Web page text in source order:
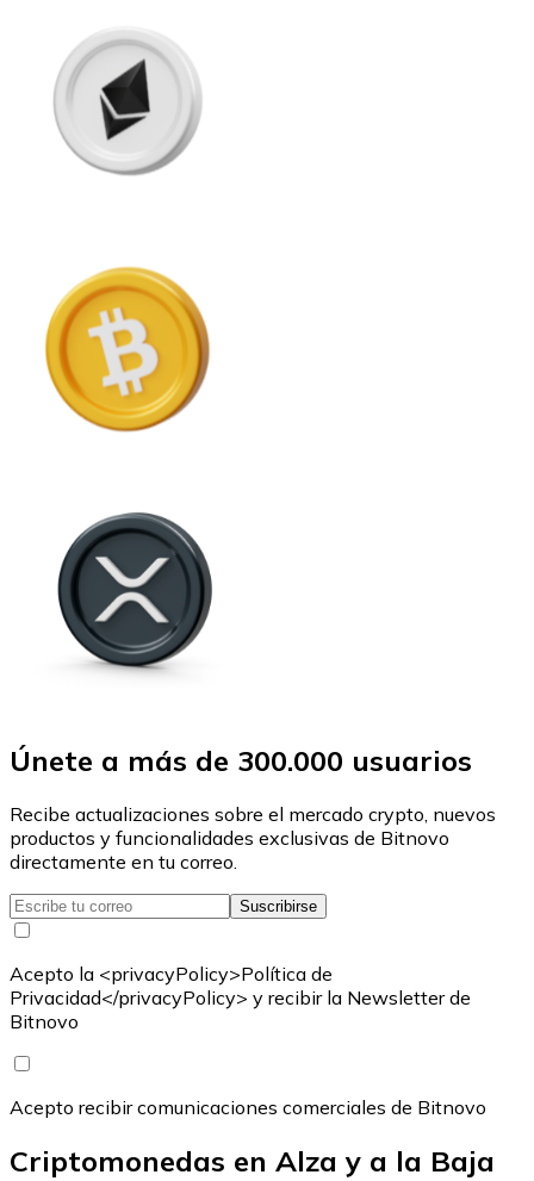
Únete a más de 300.000 usuarios
Recibe actualizaciones sobre el mercado crypto, nuevos
productos y funcionalidades exclusivas de Bitnovo
directamente en tu correo.
Suscribirse
Acepto la <privacyPolicy>Política de
Privacidad</privacyPolicy> y recibir la Newsletter de
Bitnovo
Acepto recibir comunicaciones comerciales de Bitnovo
Criptomonedas en Alza y a la Baja